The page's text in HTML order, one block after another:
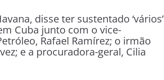
disse ter sustentado ‘vários’
Cuba junto com o vice-
Rafael Ramírez; o irmão
e a procuradora-geral, Cilia